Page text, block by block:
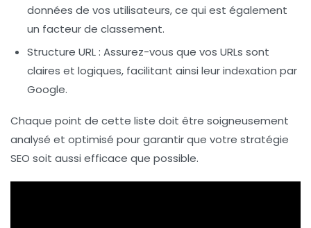
données de vos utilisateurs, ce qui est également
un facteur de classement.
Structure URL: Assurez-vous que vos URLs sont
claires et logiques, facilitant ainsi leur indexation par
Google.
Chaque point de cette liste doit être soigneusement
analysé et optimisé pour garantir que votre stratégie
SEO soit aussi efficace que possible.